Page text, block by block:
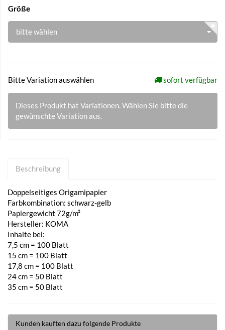
Größe
bitte wählen
Bitte Variation auswählen sofort verfügbar
Dieses Produkt hat Variationen. Wählen Sie bitte die
gewünschte Variation aus.
Beschreibung
Doppelseitiges Origamipapier
Farbkombination: schwarz-gelb
Papiergewicht 72g/m²
Hersteller: KOMA
Inhalte bei:
7,5 cm = 100 Blatt
15 cm = 100 Blatt
17,8 cm = 100 Blatt
24 cm = 50 Blatt
35 cm = 50 Blatt
Kunden kauften dazu folgende Produkte